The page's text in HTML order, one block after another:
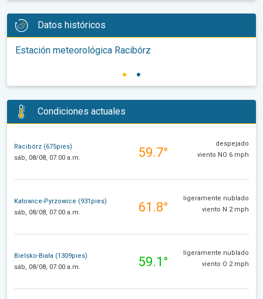
Datos históricos
Estación meteorológica Racibórz
Condiciones actuales
Racibórz (675pies)
sáb, 08/08, 07:00 a.m.
59.7°
despejado
viento NO 6 mph
Katowice-Pyrzowice (931pies)
sáb, 08/08, 07:00 a.m.
61.8°
ligeramente nublado
viento N 2 mph
Bielsko-Biała (1309pies)
sáb, 08/08, 07:00 a.m.
59.1°
ligeramente nublado
viento O 2 mph